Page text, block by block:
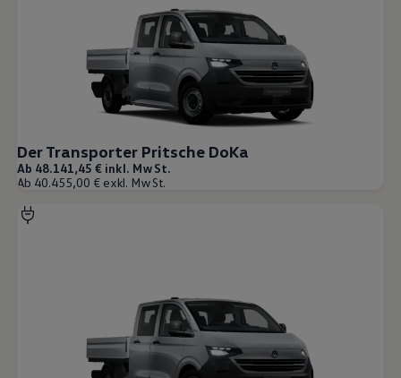
Der Transporter Pritsche DoKa
Ab 48.141,45 € inkl. MwSt.
Ab 40.455,00 € exkl. MwSt.